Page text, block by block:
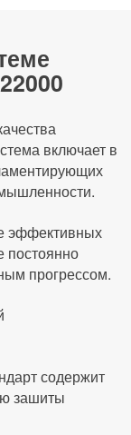
включает в
эффективных
постоянно
прогрессом.
содержит
зашиты